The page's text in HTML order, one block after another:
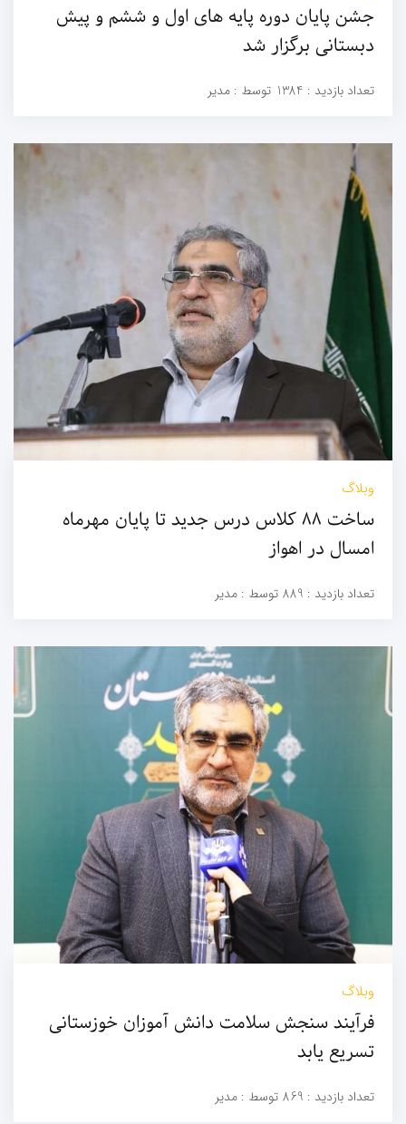
جشن پایان دوره پایه های اول و ششم و پیش
دبستانی برگزار شد
تعداد بازدید : 1384 توسط : مدیر
وبلاگ
ساخت ۸۸ کلاس درس جدید تا پایان مهرماه
امسال در اهواز
تعداد بازدید : 889 توسط : مدیر
وبلاگ
فرآیند سنجش سلامت دانش آموزان خوزستانی
تسریع یابد
تعداد بازدید : 869 توسط : مدیر